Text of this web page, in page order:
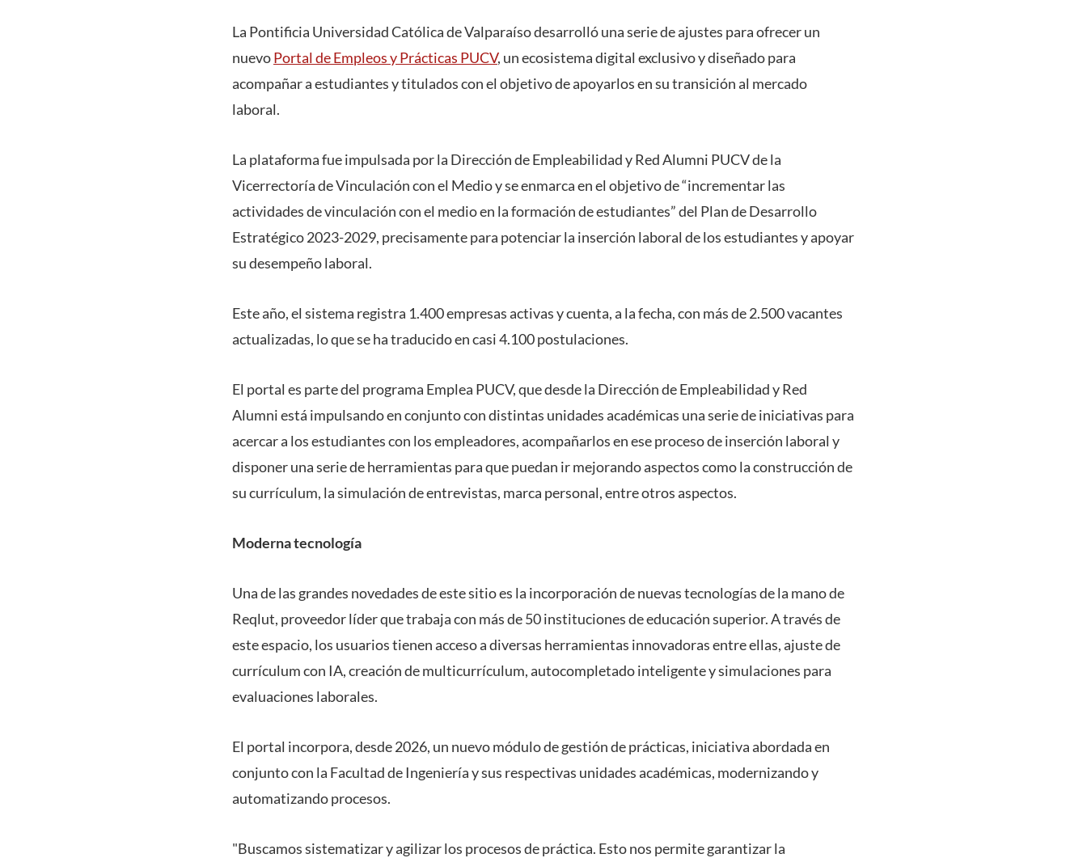
La Pontificia Universidad Católica de Valparaíso desarrolló una serie de ajustes para ofrecer un
nuevoPortal de Empleos y Prácticas PUCV, un ecosistema digital exclusivo y diseñado para
acompañar a estudiantes y titulados con el objetivo de apoyarlos en su transición al mercado
laboral.
La plataforma fue impulsada por la Dirección de Empleabilidad y Red Alumni PUCV de la
Vicerrectoría de Vinculación con el Medio y se enmarca en el objetivo de “incrementar las
actividades de vinculación con el medio en la formación de estudiantes” del Plan de Desarrollo
Estratégico 2023-2029, precisamente para potenciar la inserción laboral de los estudiantes y apoyar
su desempeño laboral.
Este año, el sistema registra 1.400 empresas activas y cuenta, a la fecha, con más de 2.500 vacantes
actualizadas, lo que se ha traducido en casi 4.100 postulaciones.
El portal es parte del programa Emplea PUCV, que desde la Dirección de Empleabilidad y Red
Alumni está impulsando en conjunto con distintas unidades académicas una serie de iniciativas para
acercar a los estudiantes con los empleadores, acompañarlos en ese proceso de inserción laboral y
disponer una serie de herramientas para que puedan ir mejorando aspectos como la construcción de
su currículum, la simulación de entrevistas, marca personal, entre otros aspectos.
Moderna tecnología
Una de las grandes novedades de este sitio es la incorporación de nuevas tecnologías de la mano de
Reqlut, proveedor líder que trabaja con más de 50 instituciones de educación superior. A través de
este espacio, los usuarios tienen acceso a diversas herramientas innovadoras entre ellas, ajuste de
currículum con IA, creación de multicurrículum, autocompletado inteligente y simulaciones para
evaluaciones laborales.
El portal incorpora, desde 2026, un nuevo módulo de gestión de prácticas, iniciativa abordada en
conjunto con la Facultad de Ingeniería y sus respectivas unidades académicas, modernizando y
automatizando procesos.
"Buscamos sistematizar y agilizar los procesos de práctica. Esto nos permite garantizar la